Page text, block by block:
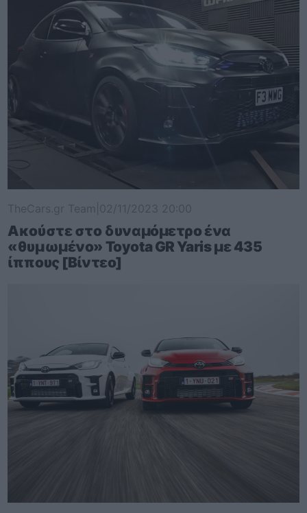
TheCars.gr Team 02/11/2023 20:00
Ακούστε στο δυναμόμετρο ένα
«θυμωμένο» Toyota GR Yaris με 435
ίππους [Βίντεο]